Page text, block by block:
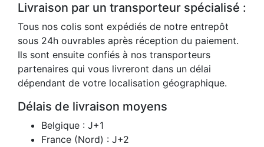
Livraison par un transporteur spécialisé :
Tous nos colis sont expédiés de notre entrepôt
sous 24h ouvrables après réception du paiement.
Ils sont ensuite confiés à nos transporteurs
partenaires qui vous livreront dans un délai
dépendant de votre localisation géographique.
Délais de livraison moyens
Belgique : J+1
France (Nord) : J+2